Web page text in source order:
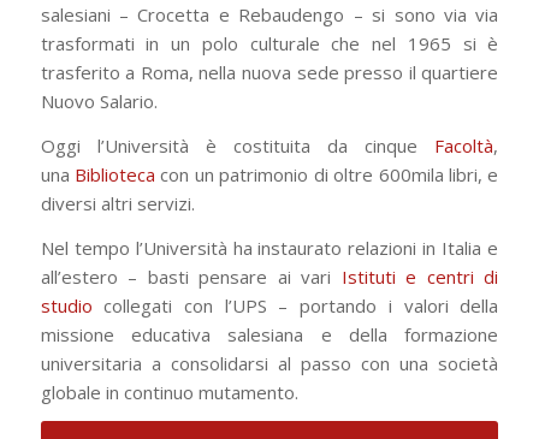
salesiani – Crocetta e Rebaudengo – si sono via via
trasformati in un polo culturale che nel 1965 si è
trasferito a Roma, nella nuova sede presso il quartiere
Nuovo Salario.
Oggi l’Università è costituita da cinque Facoltà,
una Biblioteca con un patrimonio di oltre 600mila libri, e
diversi altri servizi.
Nel tempo l’Università ha instaurato relazioni in Italia e
all’estero – basti pensare ai vari Istituti e centri di
studio collegati con l’UPS – portando i valori della
missione educativa salesiana e della formazione
universitaria a consolidarsi al passo con una società
globale in continuo mutamento.